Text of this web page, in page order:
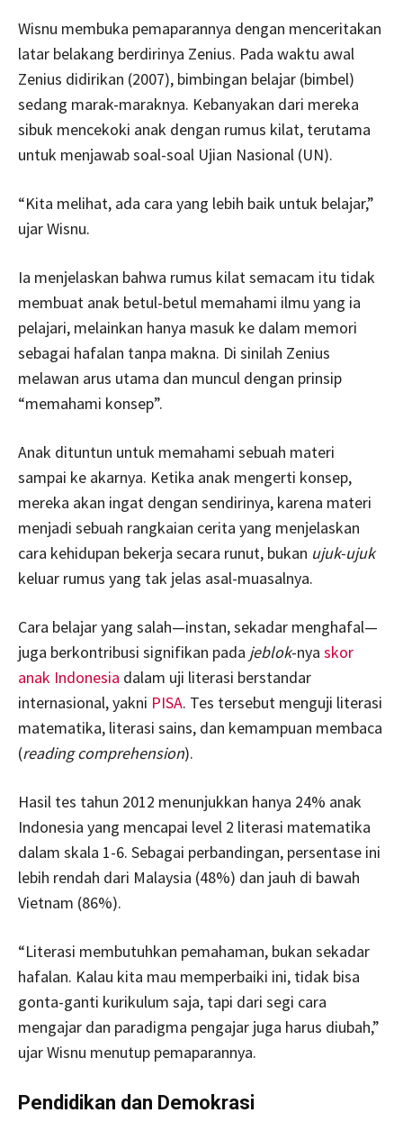
Wisnu membuka pemaparannya dengan menceritakan
latar belakang berdirinya Zenius. Pada waktu awal
Zenius didirikan (2007), bimbingan belajar (bimbel)
sedang marak-maraknya. Kebanyakan dari mereka
sibuk mencekoki anak dengan rumus kilat, terutama
untuk menjawab soal-soal Ujian Nasional (UN).
“Kita melihat, ada cara yang lebih baik untuk belajar,”
ujar Wisnu.
Ia menjelaskan bahwa rumus kilat semacam itu tidak
membuat anak betul-betul memahami ilmu yang ia
pelajari, melainkan hanya masuk ke dalam memori
sebagai hafalan tanpa makna. Di sinilah Zenius
melawan arus utama dan muncul dengan prinsip
“memahami konsep”.
Anak dituntun untuk memahami sebuah materi
sampai ke akarnya. Ketika anak mengerti konsep,
mereka akan ingat dengan sendirinya, karena materi
menjadi sebuah rangkaian cerita yang menjelaskan
cara kehidupan bekerja secara runut, bukan ujuk-ujuk
keluar rumus yang tak jelas asal-muasalnya.
Cara belajar yang salah—instan, sekadar menghafal—
juga berkontribusi signifikan pada jeblok-nya skor
anak Indonesia dalam uji literasi berstandar
internasional, yakni PISA. Tes tersebut menguji literasi
matematika, literasi sains, dan kemampuan membaca
(reading comprehension).
Hasil tes tahun 2012 menunjukkan hanya 24% anak
Indonesia yang mencapai level 2 literasi matematika
dalam skala 1-6. Sebagai perbandingan, persentase ini
lebih rendah dari Malaysia (48%) dan jauh di bawah
Vietnam (86%).
“Literasi membutuhkan pemahaman, bukan sekadar
hafalan. Kalau kita mau memperbaiki ini, tidak bisa
gonta-ganti kurikulum saja, tapi dari segi cara
mengajar dan paradigma pengajar juga harus diubah,”
ujar Wisnu menutup pemaparannya.
Pendidikan dan Demokrasi